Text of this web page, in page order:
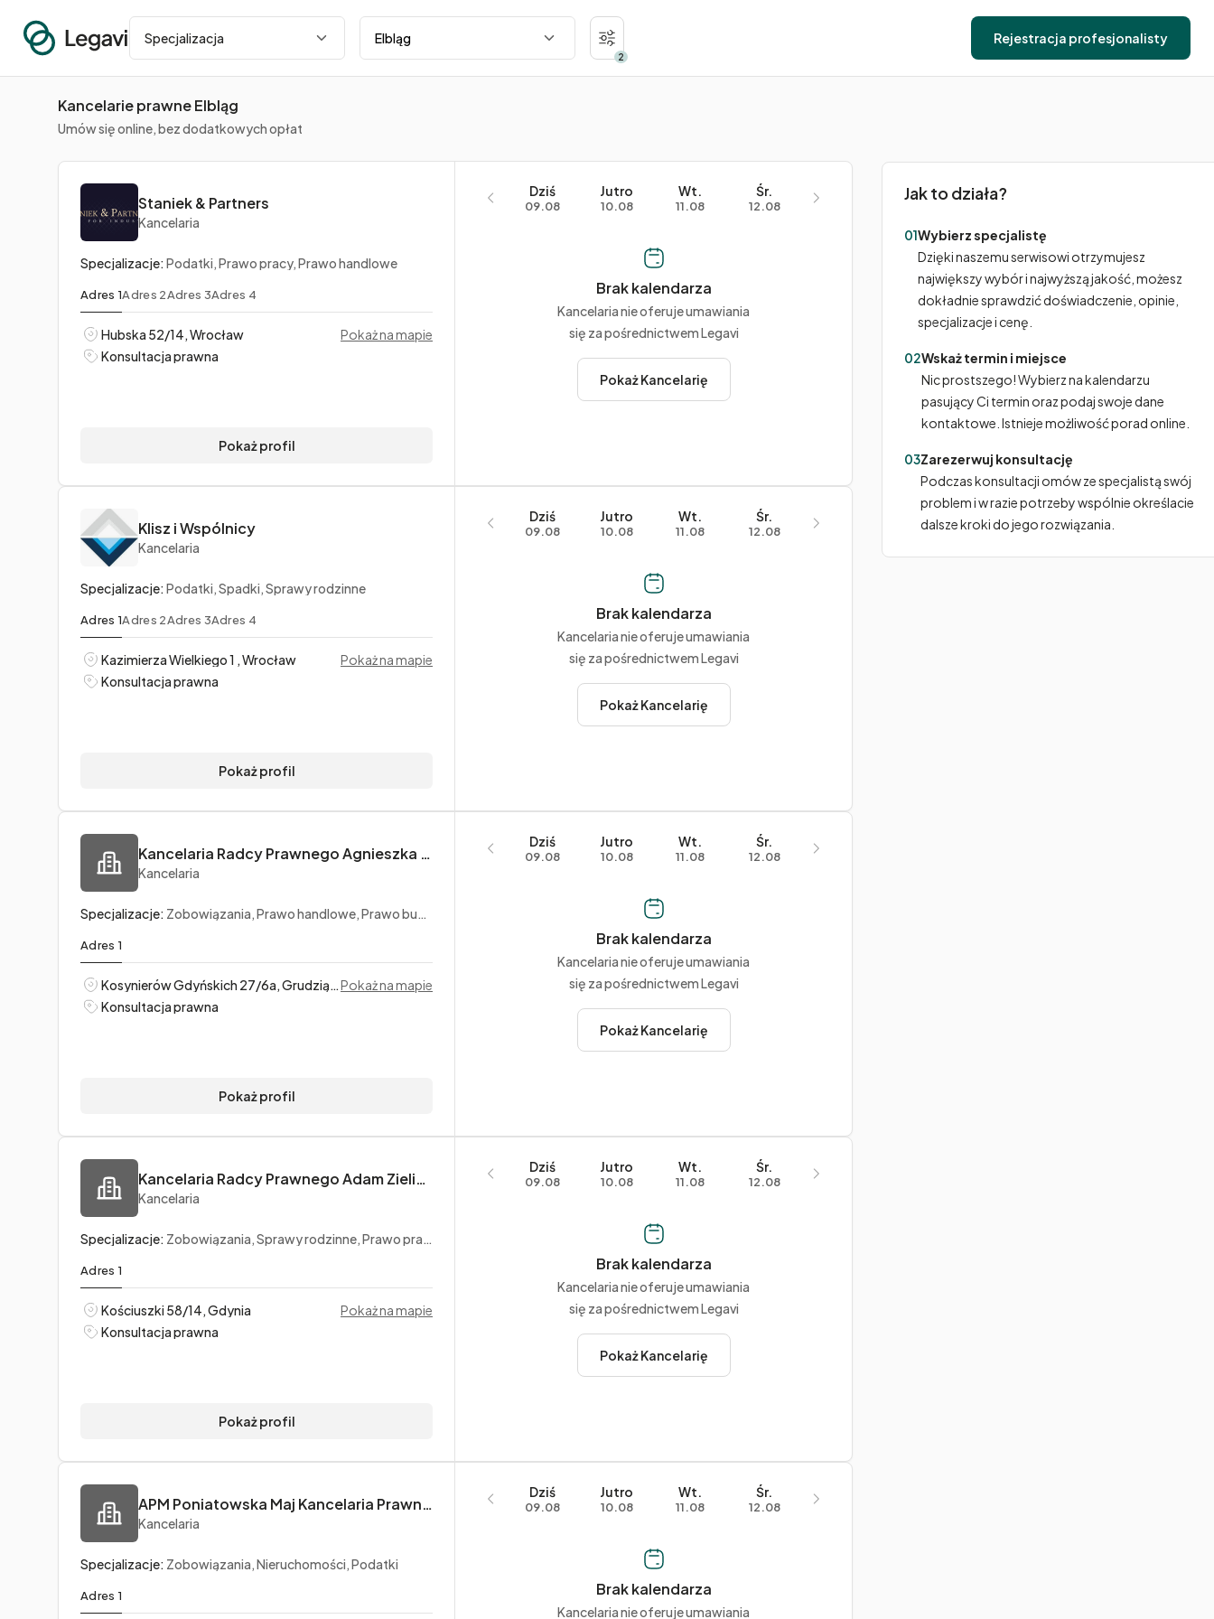
Specjalizacja
Miasto
2
Rejestracja profesjonalisty
Kancelarie prawne Elbląg
Umów się online, bez dodatkowych opłat
Staniek & Partners
Kancelaria
Specjalizacje: Podatki, Prawo pracy, Prawo handlowe
Adres 1Adres 2Adres 3Adres 4
Hubska 52/14, Wrocław
Pokaż na mapie
Konsultacja prawna
Pokaż profil
Dziś
09.08
Jutro
10.08
Wt.
11.08
Śr.
12.08
Brak kalendarza
Kancelaria nie oferuje umawiania
się za pośrednictwem Legavi
Pokaż Kancelarię
Klisz i Wspólnicy
Kancelaria
Specjalizacje: Podatki, Spadki, Sprawy rodzinne
Adres 1Adres 2Adres 3Adres 4
Kazimierza Wielkiego 1 , Wrocław
Pokaż na mapie
Konsultacja prawna
Pokaż profil
Dziś
09.08
Jutro
10.08
Wt.
11.08
Śr.
12.08
Brak kalendarza
Kancelaria nie oferuje umawiania
się za pośrednictwem Legavi
Pokaż Kancelarię
Kancelaria Radcy Prawnego Agnieszka Duda
Kancelaria
Specjalizacje: Zobowiązania, Prawo handlowe, Prawo budowlane
Adres 1
Kosynierów Gdyńskich 27/6a, GrudziądzPokaż na mapie
Konsultacja prawna
Pokaż profil
Dziś
09.08
Jutro
10.08
Wt.
11.08
Śr.
12.08
Brak kalendarza
Kancelaria nie oferuje umawiania
się za pośrednictwem Legavi
Pokaż Kancelarię
Kancelaria Radcy Prawnego Adam Zieliński
Kancelaria
Specjalizacje: Zobowiązania, Sprawy rodzinne, Prawo pracy
Adres 1
Kościuszki 58/14, Gdynia
Pokaż na mapie
Konsultacja prawna
Pokaż profil
Dziś
09.08
Jutro
10.08
Wt.
11.08
Śr.
12.08
Brak kalendarza
Kancelaria nie oferuje umawiania
się za pośrednictwem Legavi
Pokaż Kancelarię
APM Poniatowska Maj Kancelaria Prawna sp. k.
Kancelaria
Specjalizacje: Zobowiązania, Nieruchomości, Podatki
Adres 1
Dziś
09.08
Jutro
10.08
Wt.
11.08
Śr.
12.08
Brak kalendarza
Kancelaria nie oferuje umawiania
Jak to działa?
01Wybierz specjalistę
Dzięki naszemu serwisowi otrzymujesz
największy wybór i najwyższą jakość, możesz
dokładnie sprawdzić doświadczenie, opinie,
specjalizacje i cenę.
02Wskaż termin i miejsce
Nic prostszego! Wybierz na kalendarzu
pasujący Ci termin oraz podaj swoje dane
kontaktowe. Istnieje możliwość porad online.
03Zarezerwuj konsultację
Podczas konsultacji omów ze specjalistą swój
problem i w razie potrzeby wspólnie określacie
dalsze kroki do jego rozwiązania.